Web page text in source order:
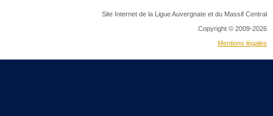
Site Internet de la Ligue Auvergnate et du Massif Central
Copyright © 2009-2026
Mentions légales